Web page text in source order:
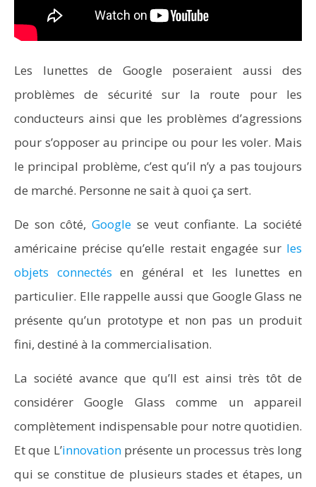
Les lunettes de Google poseraient aussi des
problèmes de sécurité sur la route pour les
conducteurs ainsi que les problèmes d’agressions
pour s’opposer au principe ou pour les voler. Mais
le principal problème, c’est qu’il n’y a pas toujours
de marché. Personne ne sait à quoi ça sert.
De son côté, Google se veut confiante. La société
américaine précise qu’elle restait engagée sur les
objets connectés en général et les lunettes en
particulier. Elle rappelle aussi que Google Glass ne
présente qu’un prototype et non pas un produit
fini, destiné à la commercialisation.
La société avance que qu’Il est ainsi très tôt de
considérer Google Glass comme un appareil
complètement indispensable pour notre quotidien.
Et que L’innovationprésente un processus très long
qui se constitue de plusieurs stades et étapes, un